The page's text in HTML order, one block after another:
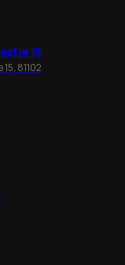
15
81102